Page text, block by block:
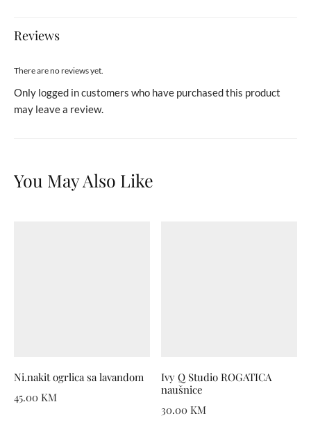
Reviews
There are no reviews yet.
Only logged in customers who have purchased this product
may leave a review.
You May Also Like
Ni.nakit ogrlica sa lavandom
45.00 KM
Ivy Q Studio ROGATICA
naušnice
30.00KM